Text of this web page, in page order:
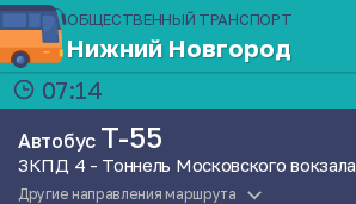
ОБЩЕСТВЕННЫЙ ТРАНСПОРТ
Нижний Новгород
07:14
Автобус Т-55
ЗКПД 4 - Тоннель Московского вокзала
Другие направления маршрута